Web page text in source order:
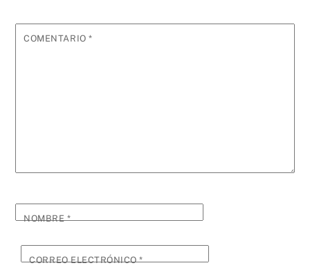
COMENTARIO*
NOMBRE*
CORREO ELECTRÓNICO*